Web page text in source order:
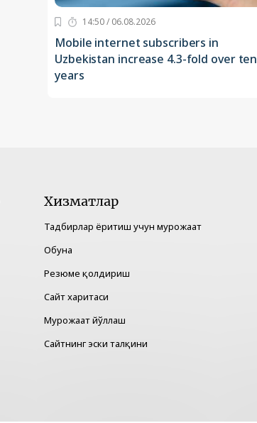
14:50 / 06.08.2026
Mobile internet subscribers in
Uzbekistan increase 4.3-fold over ten
years
Хизматлар
Тадбирлар ёритиш учун мурожаат
Обуна
Резюме қолдириш
Сайт харитаси
Мурожаат йўллаш
Сайтнинг эски талқини